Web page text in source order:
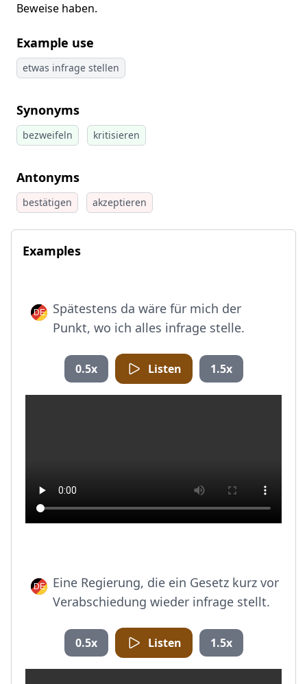
Beweise haben.
Example use
etwas infrage stellen
Synonyms
bezweifeln kritisieren
Antonyms
bestätigen akzeptieren
Examples
Spätestens da wäre für mich der
Punkt, wo ich alles infrage stelle.
0.5x Listen 1.5x
Eine Regierung, die ein Gesetz kurz vor
Verabschiedung wieder infrage stellt.
0.5x Listen 1.5x